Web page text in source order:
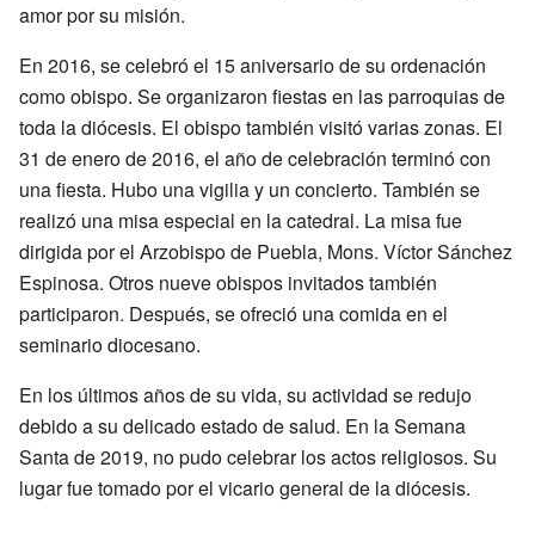
amor por su misión.
En 2016, se celebró el 15 aniversario de su ordenación
como obispo. Se organizaron fiestas en las parroquias de
toda la diócesis. El obispo también visitó varias zonas. El
31 de enero de 2016, el año de celebración terminó con
una fiesta. Hubo una vigilia y un concierto. También se
realizó una misa especial en la catedral. La misa fue
dirigida por el Arzobispo de Puebla, Mons. Víctor Sánchez
Espinosa. Otros nueve obispos invitados también
participaron. Después, se ofreció una comida en el
seminario diocesano.
En los últimos años de su vida, su actividad se redujo
debido a su delicado estado de salud. En la Semana
Santa de 2019, no pudo celebrar los actos religiosos. Su
lugar fue tomado por el vicario general de la diócesis.